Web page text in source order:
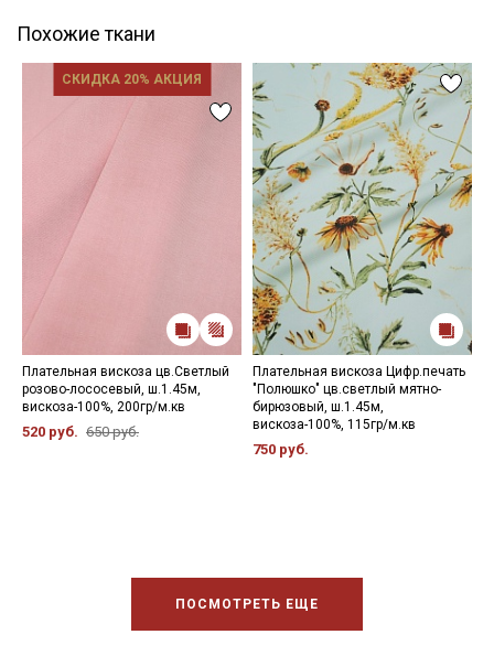
Похожие ткани
СКИДКА 20% АКЦИЯ
Плательная вискоза цв.Светлый
розово-лососевый, ш.1.45м,
вискоза-100%, 200гр/м.кв
520 руб. 650 руб.
Плательная вискоза Цифр.печать
"Полюшко" цв.светлый мятно-
бирюзовый, ш.1.45м,
вискоза-100%, 115гр/м.кв
750 руб.
ПОСМОТРЕТЬ ЕЩЕ